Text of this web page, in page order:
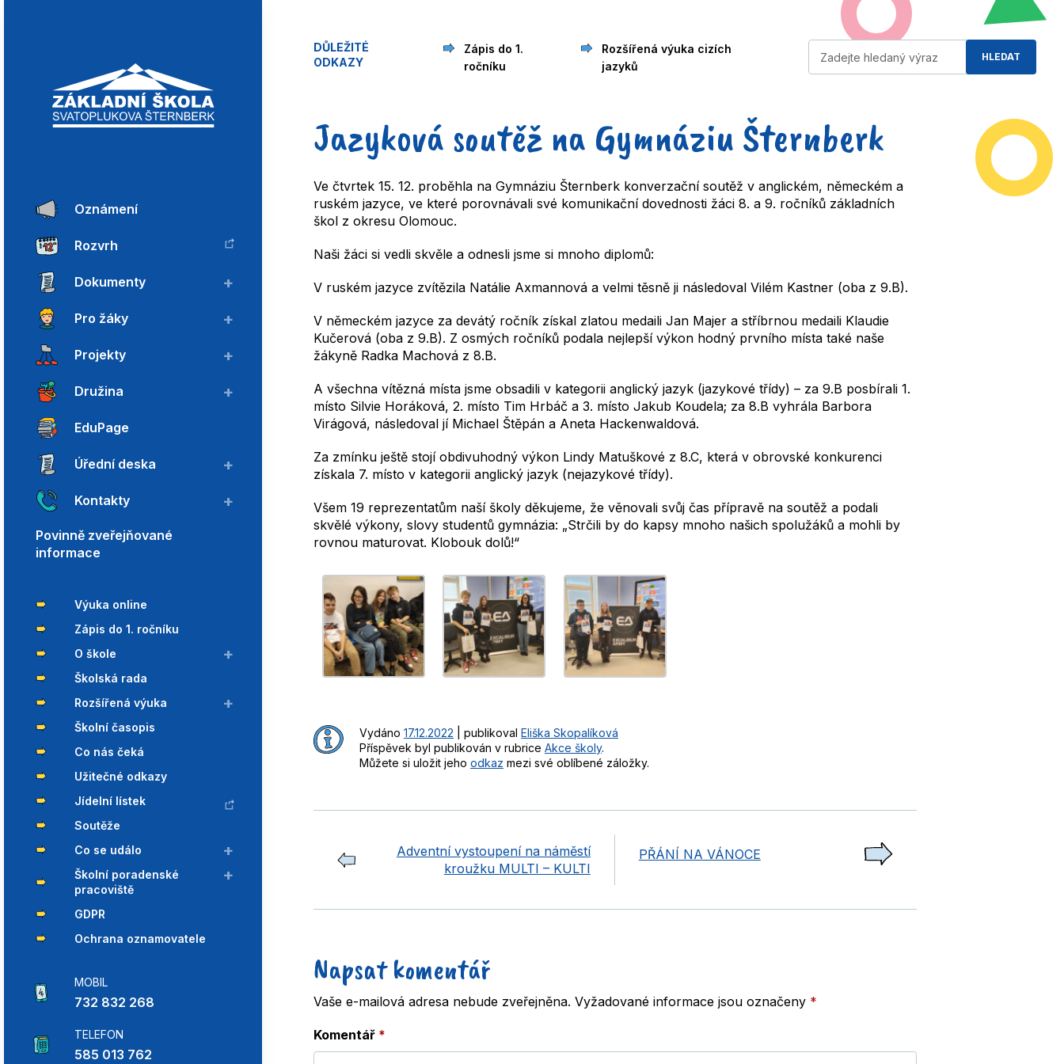
Oznámení
Rozvrh
Dokumenty
Pro žáky
Projekty
Družina
EduPage
Úřední deska
Kontakty
Povinně zveřejňované
informace
Výuka online
Zápis do 1. ročníku
O škole
Školská rada
Rozšířená výuka
Školní časopis
Co nás čeká
Užitečné odkazy
Jídelní lístek
Soutěže
Co se událo
Školní poradenské
pracoviště
GDPR
Ochrana oznamovatele
MOBIL
732 832 268
TELEFON
585 013 762
HLEDAT
DŮLEŽITÉ
ODKAZY
Zápis do 1.
ročníku
Rozšířená výuka cizích
jazyků
Jazyková soutěž na Gymnáziu Šternberk
Ve čtvrtek 15. 12. proběhla na Gymnáziu Šternberk konverzační soutěž v anglickém, německém a
ruském jazyce, ve které porovnávali své komunikační dovednosti žáci 8. a 9. ročníků základních
škol z okresu Olomouc.
Naši žáci si vedli skvěle a odnesli jsme si mnoho diplomů:
V ruském jazyce zvítězila Natálie Axmannová a velmi těsně ji následoval Vilém Kastner (oba z 9.B).
V německém jazyce za devátý ročník získal zlatou medaili Jan Majer a stříbrnou medaili Klaudie
Kučerová (oba z 9.B). Z osmých ročníků podala nejlepší výkon hodný prvního místa také naše
žákyně Radka Machová z 8.B.
A všechna vítězná místa jsme obsadili v kategorii anglický jazyk (jazykové třídy) – za 9.B posbírali 1.
místo Silvie Horáková, 2. místo Tim Hrbáč a 3. místo Jakub Koudela; za 8.B vyhrála Barbora
Virágová, následoval jí Michael Štěpán a Aneta Hackenwaldová.
Za zmínku ještě stojí obdivuhodný výkon Lindy Matuškové z 8.C, která v obrovské konkurenci
získala 7. místo v kategorii anglický jazyk (nejazykové třídy).
Všem 19 reprezentatům naší školy děkujeme, že věnovali svůj čas přípravě na soutěž a podali
skvělé výkony, slovy studentů gymnázia: „Strčili by do kapsy mnoho našich spolužáků a mohli by
rovnou maturovat. Klobouk dolů!“
Vydáno 17.12.2022 publikoval Eliška Skopalíková
Příspěvek byl publikován v rubrice Akce školy.
Můžete si uložit jeho odkaz mezi své oblíbené záložky.
Adventní vystoupení na náměstí
kroužku MULTI – KULTI
PŘÁNÍ NA VÁNOCE
Napsat komentář
Vaše e-mailová adresa nebude zveřejněna. Vyžadované informace jsou označeny *
Komentář *